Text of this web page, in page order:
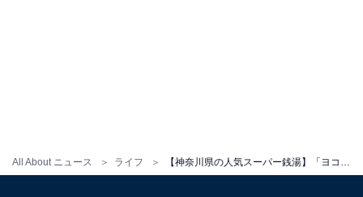
All About ニュース ライフ
10:00〜24:00